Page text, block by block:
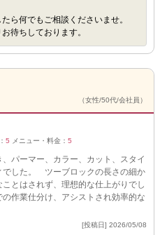
ら何でもご相談くださいませ。
待ちしております。
（女性/50代/会社員）
5 メニュー・料金： 5
パーマー、カラー、カット、スタイ
でした。 ツーブロックの長さの細か
とはされず、理想的な仕上がりでし
作業仕分け、アシストされ効率的な
[投稿日] 2026/05/08